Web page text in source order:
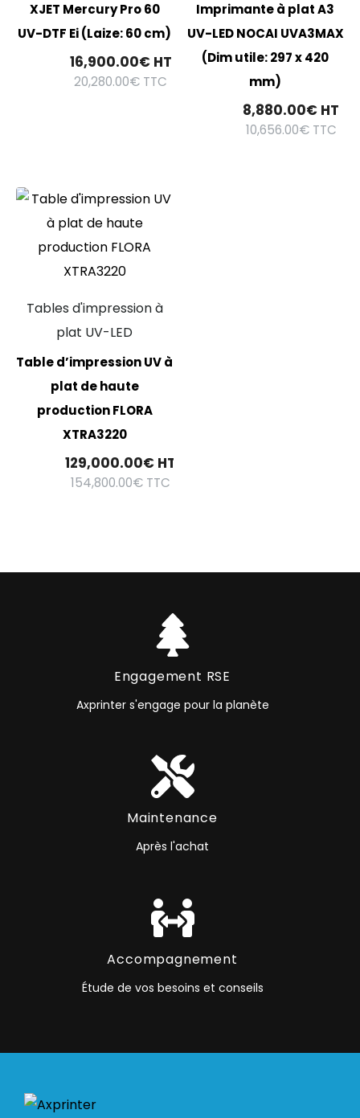
XJET Mercury Pro 60
UV-DTF Ei (Laize: 60 cm)
16,900.00€ HT
20,280.00€ TTC
Imprimante à plat A3
UV-LED NOCAI UVA3MAX
(Dim utile: 297 x 420
mm)
8,880.00€ HT
10,656.00€TTC
Tables d'impression à
plat UV-LED
Table d’impression UV à
plat de haute
production FLORA
XTRA3220
129,000.00€ HT
154,800.00€ TTC
Engagement RSE
Axprinter s'engage pour la planète
Maintenance
Après l'achat
Accompagnement
Étude de vos besoins et conseils